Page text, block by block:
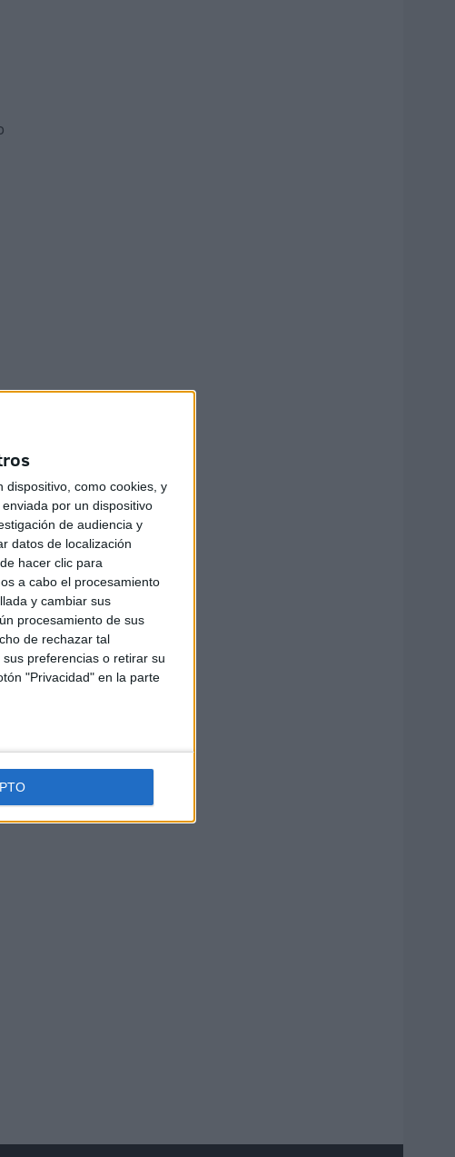
dispositivo, como cookies, y
por un dispositivo
de audiencia y
datos de localización
hacer clic para
a cabo el procesamiento
y cambiar sus
procesamiento de sus
de rechazar tal
preferencias o retirar su
"Privacidad" en la parte